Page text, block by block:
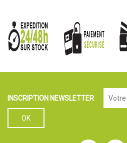
INSCRIPTION NEWSLETTER